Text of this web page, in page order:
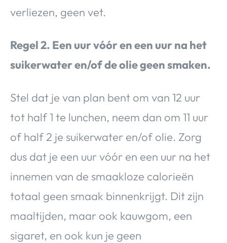
verliezen, geen vet.
Regel 2. Een uur vóór en een uur na het
suikerwater en/of de olie geen smaken.
Stel dat je van plan bent om van 12 uur
tot half 1 te lunchen, neem dan om 11 uur
of half 2 je suikerwater en/of olie. Zorg
dus dat je een uur vóór en een uur na het
innemen van de smaakloze calorieën
totaal geen smaak binnenkrijgt. Dit zijn
maaltijden, maar ook kauwgom, een
sigaret, en ook kun je geen